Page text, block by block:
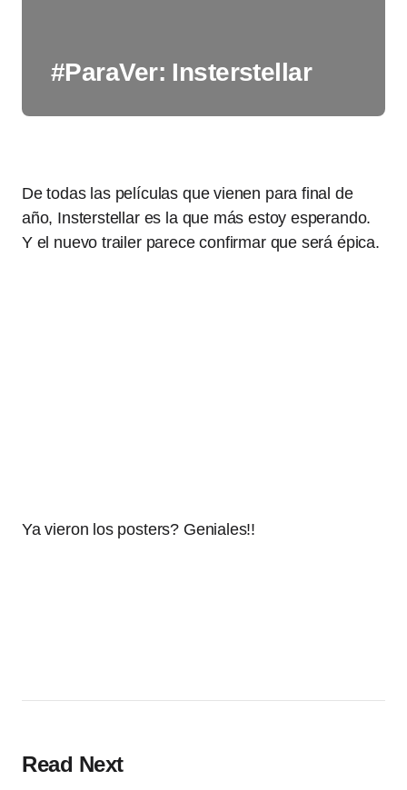
#ParaVer: Insterstellar
De todas las películas que vienen para final de
año, Insterstellar es la que más estoy esperando.
Y el nuevo trailer parece confirmar que será épica.
Ya vieron los posters? Geniales!!
Read Next